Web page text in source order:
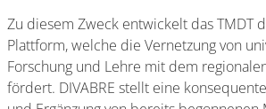
Zu diesem Zweck entwickelt das TMDT
Plattform, welche die Vernetzung von
Forschung und Lehre mit dem
fördert. DIVABRE stellt eine